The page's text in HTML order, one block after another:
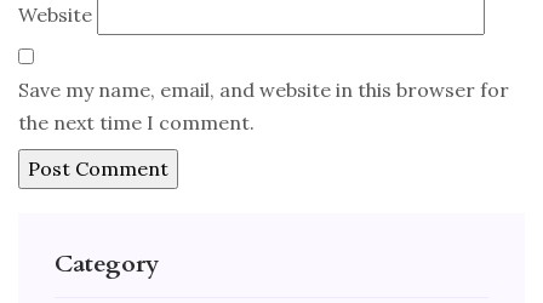
Website
Save my name, email, and website in this browser for
the next time I comment.
Category